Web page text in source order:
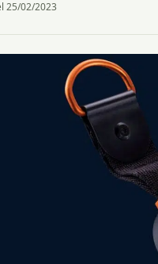
25/02/2023